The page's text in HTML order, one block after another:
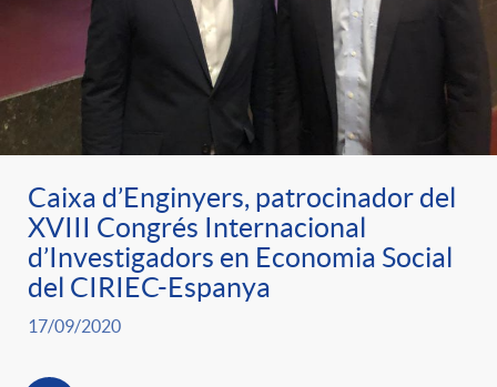
Caixa d’Enginyers, patrocinador del
XVIII Congrés Internacional
d’Investigadors en Economia Social
del CIRIEC-Espanya
17/09/2020